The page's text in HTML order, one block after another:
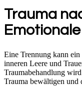
Trauma
Eine Trennung kann
inneren Leere und
Traumabehandlung
Trauma bewältigen und